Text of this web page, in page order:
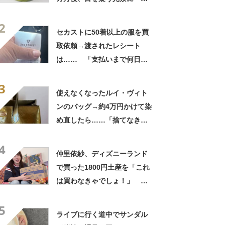
セカストに50着以上の服を買
取依頼→渡されたレシート
は…… 「支払いまで何日か
使えなくなったルイ・ヴィト
ンのバッグ→約4万円かけて染
め直したら……「捨てなきゃ
仲里依紗、ディズニーランド
で買った1800円土産を「これ
は買わなきゃでしょ！」
ライブに行く道中でサンダル